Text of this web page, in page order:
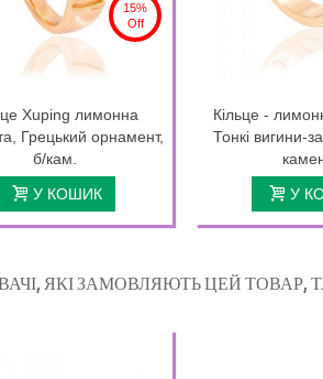
15%
Off
Xuping лимонна
Грецький орнамент,
б/кам.
У КОШИК
Кільце -
Тонкі вигини-
У
ЯКІ ЗАМОВЛЯЮТЬ ЦЕЙ